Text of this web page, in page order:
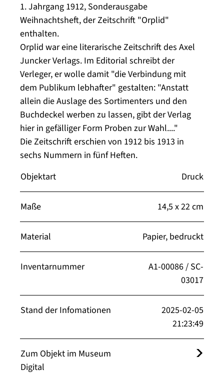
1. Jahrgang 1912, Sonderausgabe
Weihnachtsheft, der Zeitschrift "Orplid"
enthalten.
Orplid war eine literarische Zeitschrift des Axel
Juncker Verlags. Im Editorial schreibt der
Verleger, er wolle damit "die Verbindung mit
dem Publikum lebhafter" gestalten: "Anstatt
allein die Auslage des Sortimenters und den
Buchdeckel werben zu lassen, gibt der Verlag
hier in gefälliger Form Proben zur Wahl...."
Die Zeitschrift erschien von 1912 bis 1913 in
sechs Nummern in fünf Heften.
Objektart
Druck
Maße 14,5 x 22 cm
Material Papier, bedruckt
Inventarnummer
A1-00086 / SC-
03017
Stand der Infomationen
2025-02-05
21:23:49
Zum Objekt im Museum
Digital